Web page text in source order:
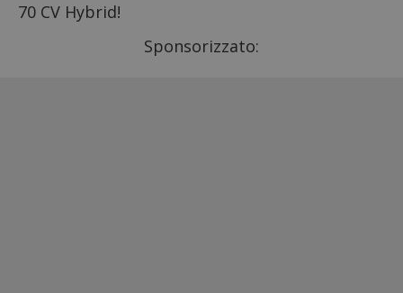
70 CV Hybrid!
Sponsorizzato: